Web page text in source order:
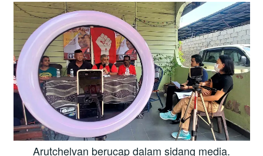
Arutchelvan berucap dalam sidang media.